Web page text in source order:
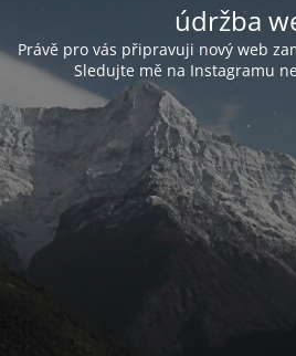
údržba
Právě pro vás připravuji nový web
Sledujte mě na Instagramu